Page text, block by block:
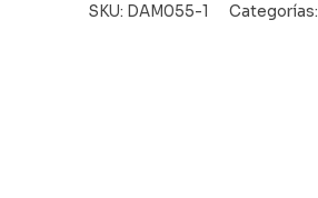
SKU: DAM055-1 Categorías: